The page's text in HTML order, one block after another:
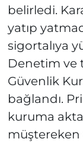
belirledi.
yatıp
sigortalıya
Denetim ve
Güvenlik
bağlandı.
kuruma
müştereken